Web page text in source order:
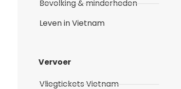
Bevolking & minderheden
Leven in Vietnam
Vervoer
Vliegtickets Vietnam